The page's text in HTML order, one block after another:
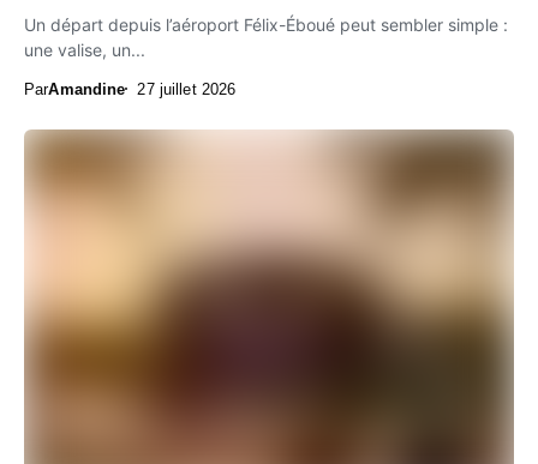
Un départ depuis l’aéroport Félix-Éboué peut sembler simple :
une valise, un...
ParAmandine 27 juillet 2026